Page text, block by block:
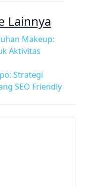
Lainnya
Makeup:
Aktivitas
Strategi
SEO Friendly